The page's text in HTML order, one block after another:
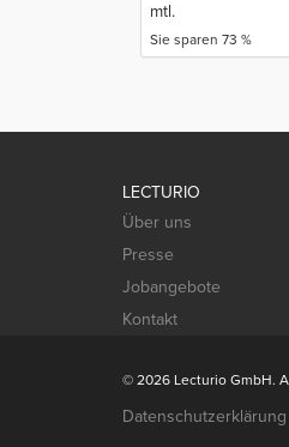
mtl.
Sie sparen 73 %
LECTURIO
Über uns
Presse
Jobangebote
Kontakt
© 2026 Lecturio GmbH.
Datenschutzerklärung